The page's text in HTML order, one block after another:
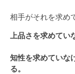
相手がそれを求め
上品さを求めてい
知性を求めていな
る。